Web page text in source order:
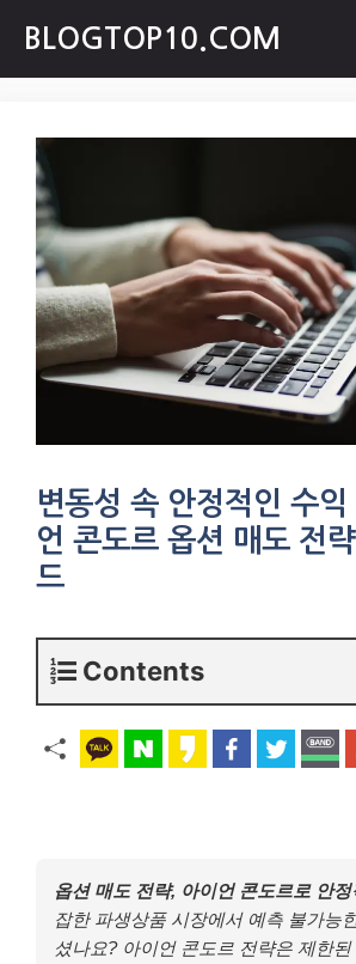
content
BLOGTOP10.COM
변동성 속 안정적인 수익
언 콘도르 옵션 매도 전
드
Contents
옵션 매도 전략, 아이언 콘도르로 안
잡한 파생상품 시장에서 예측 불가능
셨나요? 아이언 콘도르 전략은 제한